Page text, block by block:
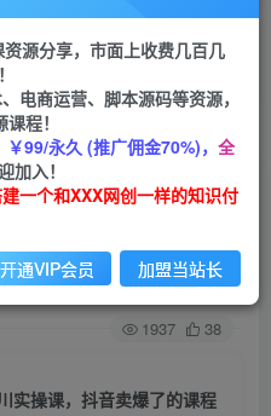
APP下载
GO
千川实操课，抖音卖
关注 私信
1937 38
实操课，抖音卖爆了的课程
源分享，市面上收费几百几
电商运营、脚本源码等资源，
程！
￥99/永久 (推广佣金70%)， 全
加入！
一个和XXX网创一样的知识付
开通VIP会员 加盟当站长